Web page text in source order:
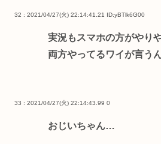
32 : 2021/04/27(火) 22:14:41.21 ID:yBTlk6G00
実況もスマホの方がやり
両方やってるワイが言う
33 : 2021/04/27(火) 22:14:43.99 0
おじいちゃん…